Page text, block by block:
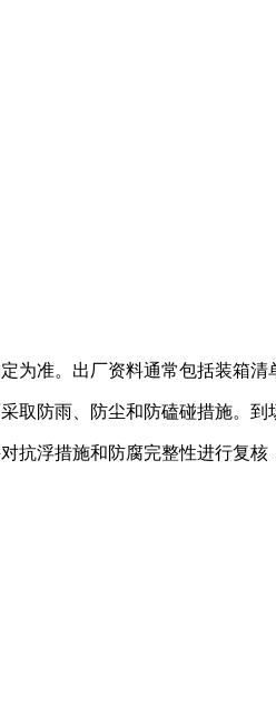
准。出厂资料通常包括装箱
防雨、防尘和防磕碰措施。到
浮措施和防腐完整性进行复核